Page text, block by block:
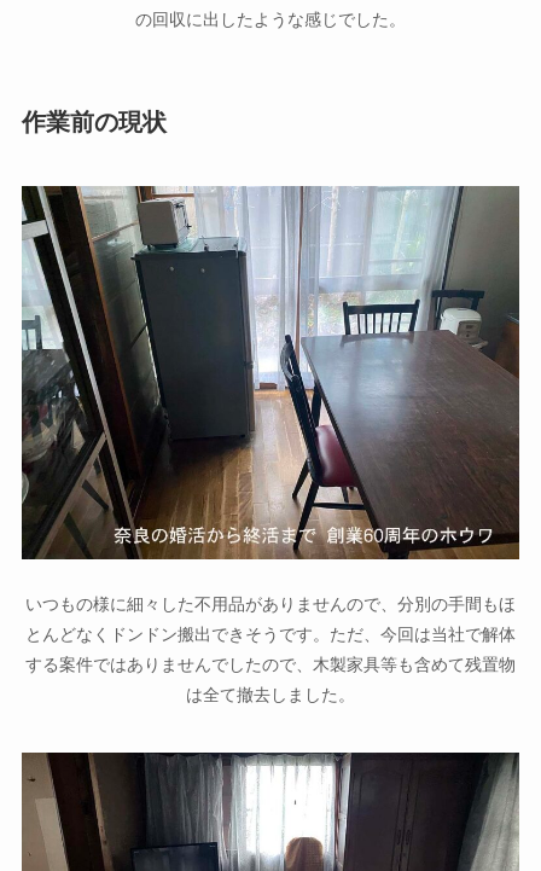
の回収に出したような感じでした。
作業前の現状
いつもの様に細々した不用品がありませんので、分別の手間もほ
とんどなくドンドン搬出できそうです。ただ、今回は当社で解体
する案件ではありませんでしたので、木製家具等も含めて残置物
は全て撤去しました。